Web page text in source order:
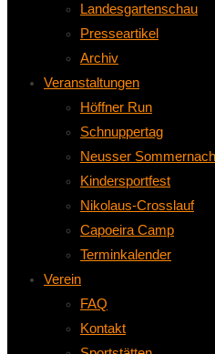
Landesgartenschau
Presseartikel
Archiv
Veranstaltungen
Höffner Run
Schnuppertag
Neusser
Kindersportfest
Nikolaus-Crosslauf
Capoeira Camp
Terminkalender
Verein
FAQ
Kontakt